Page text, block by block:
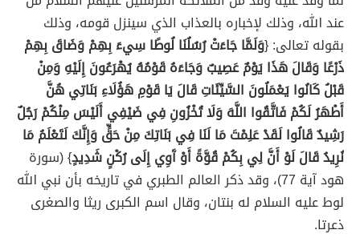
عند الله، وذلك لإخباره بالعذاب الذي سينزل قومه، وذلك
بقوله تعالى: {وَلَمَّا جَاءَتْ رُسُلُنَا لُوطًا سِيءَ بِهِمْ وَضَاقَ بِهِمْ
ذَرْعًا وَقَالَ هَذَا يَوْمٌ عَصِيبٌ وَجَاءَهُ قَوْمُهُ يُهْرَعُونَ إِلَيْهِ وَمِنْ
قَبْلُ كَانُوا يَعْمَلُونَ السَّيِّئَاتِ قَالَ يَا قَوْمِ هَؤُلَاءِ بَنَاتِي هُنَّ
أَطْهَرُ لَكُمْ فَاتَّقُوا اللَّهَ وَلَا تُخْزُونِ فِي ضَيْفِي أَلَيْسَ مِنْكُمْ رَجُلٌ
رَشِيدٌ قَالُوا لَقَدْ عَلِمْتَ مَا لَنَا فِي بَنَاتِكَ مِنْ حَقٍّ وَإِنَّكَ لَتَعْلَمُ مَا
نُرِيدُ قَالَ لَوْ أَنَّ لِي بِكُمْ قُوَّةً أَوْ آَوِي إِلَى رُكْنٍ شَدِيدٍ} (سورة
هود آية 77)، وقد ذكر العالم الطبري في تاريخه بأن نبي الله
لوط عليه السلام له بنتان، وقال اسم الكبرى ريثا والصغرى
ذعرتا.